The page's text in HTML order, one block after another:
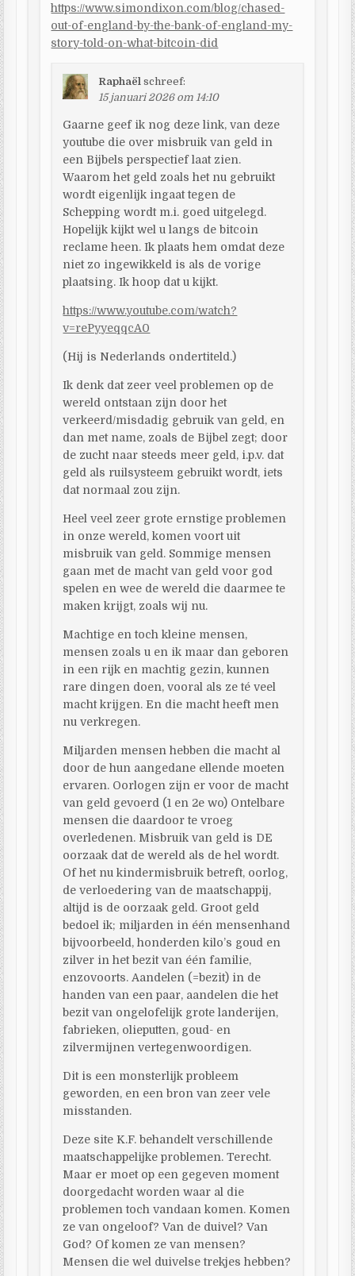
https://www.simondixon.com/blog/chased-
out-of-england-by-the-bank-of-england-my-
story-told-on-what-bitcoin-did
Raphaël schreef:
15 januari 2026 om 14:10
Gaarne geef ik nog deze link, van deze
youtube die over misbruik van geld in
een Bijbels perspectief laat zien.
Waarom het geld zoals het nu gebruikt
wordt eigenlijk ingaat tegen de
Schepping wordt m.i. goed uitgelegd.
Hopelijk kijkt wel u langs de bitcoin
reclame heen. Ik plaats hem omdat deze
niet zo ingewikkeld is als de vorige
plaatsing. Ik hoop dat u kijkt.
https://www.youtube.com/watch?
v=rePyyeqqcA0
(Hij is Nederlands ondertiteld.)
Ik denk dat zeer veel problemen op de
wereld ontstaan zijn door het
verkeerd/misdadig gebruik van geld, en
dan met name, zoals de Bijbel zegt; door
de zucht naar steeds meer geld, i.p.v. dat
geld als ruilsysteem gebruikt wordt, iets
dat normaal zou zijn.
Heel veel zeer grote ernstige problemen
in onze wereld, komen voort uit
misbruik van geld. Sommige mensen
gaan met de macht van geld voor god
spelen en wee de wereld die daarmee te
maken krijgt, zoals wij nu.
Machtige en toch kleine mensen,
mensen zoals u en ik maar dan geboren
in een rijk en machtig gezin, kunnen
rare dingen doen, vooral als ze té veel
macht krijgen. En die macht heeft men
nu verkregen.
Miljarden mensen hebben die macht al
door de hun aangedane ellende moeten
ervaren. Oorlogen zijn er voor de macht
van geld gevoerd (1 en 2e wo) Ontelbare
mensen die daardoor te vroeg
overledenen. Misbruik van geld is DE
oorzaak dat de wereld als de hel wordt.
Of het nu kindermisbruik betreft, oorlog,
de verloedering van de maatschappij,
altijd is de oorzaak geld. Groot geld
bedoel ik; miljarden in één mensenhand
bijvoorbeeld, honderden kilo’s goud en
zilver in het bezit van één familie,
enzovoorts. Aandelen (=bezit) in de
handen van een paar, aandelen die het
bezit van ongelofelijk grote landerijen,
fabrieken, olieputten, goud- en
zilvermijnen vertegenwoordigen.
Dit is een monsterlijk probleem
geworden, en een bron van zeer vele
misstanden.
Deze site K.F. behandelt verschillende
maatschappelijke problemen. Terecht.
Maar er moet op een gegeven moment
doorgedacht worden waar al die
problemen toch vandaan komen. Komen
ze van ongeloof? Van de duivel? Van
God? Of komen ze van mensen?
Mensen die wel duivelse trekjes hebben?